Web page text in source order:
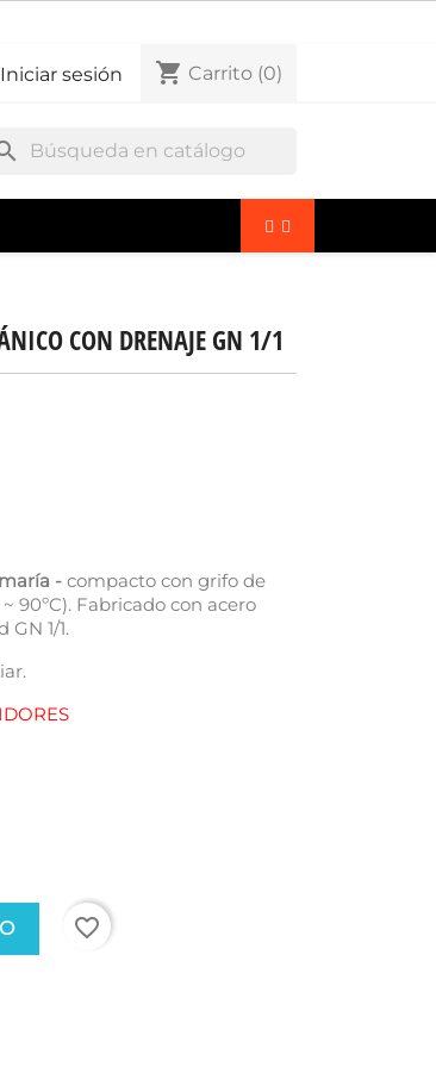
Iniciar sesión shopping_cart Carrito (0)
CON DRENAJE GN 1/1
- compacto con grifo de
90ºC). Fabricado con acero
1/1.
favorite_border